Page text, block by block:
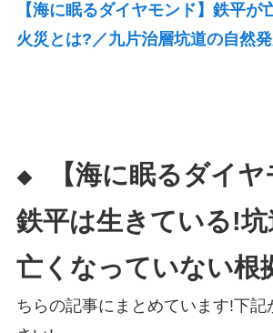
【海に眠るダイヤモンド】鉄平が
火災とは?／九片治層坑道の自然
◆
【海に眠るダイヤ
鉄平は生きている!
亡くなっていない根
ちらの記事にまとめています!下記